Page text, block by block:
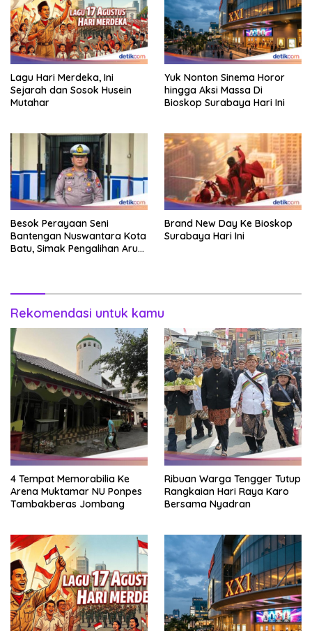
Lagu Hari Merdeka, Ini
Sejarah dan Sosok Husein
Mutahar
Yuk Nonton Sinema Horor
hingga Aksi Massa Di
Bioskop Surabaya Hari Ini
Besok Perayaan Seni
Bantengan Nuswantara Kota
Batu, Simak Pengalihan Arus
Brand New Day Ke Bioskop
Surabaya Hari Ini
Rekomendasi untuk kamu
4 Tempat Memorabilia Ke
Arena Muktamar NU Ponpes
Tambakberas Jombang
Ribuan Warga Tengger Tutup
Rangkaian Hari Raya Karo
Bersama Nyadran